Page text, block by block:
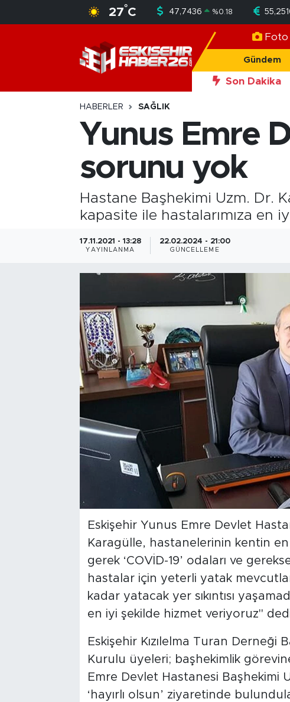
27°C 47,7436 %0.18
Foto
Gündem
Son Dakika
20:56Okan
HABERLER SAĞLIK
Yunus Emre
sorunu yok
Hastane Başhekimi Uzm. Dr.
kapasite ile hastalarımıza en
17.11.2021 - 13:28
YAYINLANMA
22.02.2024 - 21:00
GÜNCELLEME
Eskişehir Yunus Emre Devlet
Karagülle, hastanelerinin kentin
gerek ‘COVİD-19’ odaları ve
hastalar için yeterli yatak
kadar yatacak yer sıkıntısı
en iyi şekilde hizmet veriyoruz"
Eskişehir Kızılelma Turan Derneği
Kurulu üyeleri; başhekimlik
Emre Devlet Hastanesi Başhekimi
‘hayırlı olsun’ ziyaretinde
Teknoloji
Nöbetçi Eczaneler
Hava Durumu
Trafik Durumu
Süper Lig Puan Durumu ve Fikstür
Tüm Manşetler
Son Dakika Haberleri